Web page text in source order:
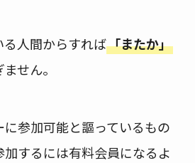
人間からすれば「またか」
せん。
参加可能と謳っているもの
するには有料会員になるよ